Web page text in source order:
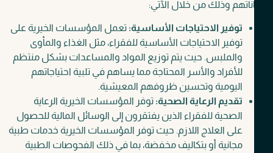
وذلك من خلال الآتي:
توفير الاحتياجات الأساسية:تعمل المؤسسات الخيرية على
توفير الاحتياجات الأساسية للفقراء، مثل الغذاء والمأوى
والملبس. حيث يتم توزيع المواد والمساعدات بشكل منتظم
للأفراد والأسر المحتاجة مما يساهم في تلبية احتياجاتهم
اليومية وتحسين ظروفهم المعيشية.
تقديم الرعاية الصحية:توفر المؤسسات الخيرية الرعاية
الصحية للفقراء الذين يفتقرون إلى الوسائل المالية للحصول
على العلاج اللازم. حيث توفر المؤسسات الخيرية خدمات طبية
مجانية أو بتكاليف مخفضة، بما في ذلك الفحوصات الطبية